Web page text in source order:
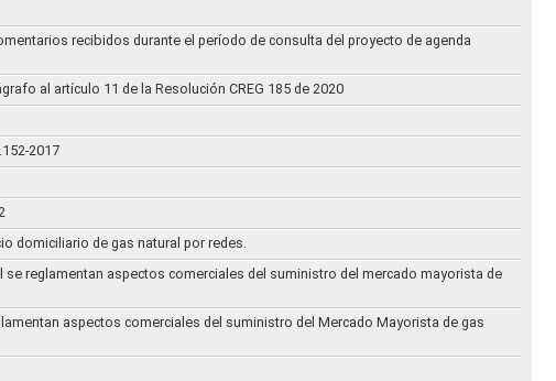
recibidos durante el período de consulta del proyecto de agenda
al artículo 11 de la Resolución CREG 185 de 2020
2017
domiciliario de gas natural por redes.
reglamentan aspectos comerciales del suministro del mercado mayorista de
aspectos comerciales del suministro del Mercado Mayorista de gas